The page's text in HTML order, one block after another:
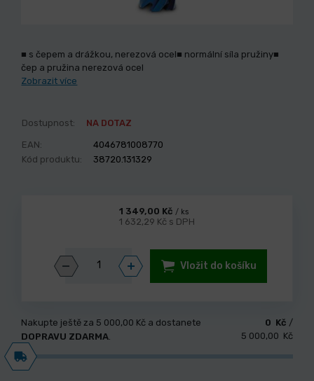
■ s čepem a drážkou, nerezová ocel■ normální síla pružiny■
čep a pružina nerezová ocel
Zobrazit více
Dostupnost: NA DOTAZ
EAN:
4046781008770
Kód produktu:
38720.131329
1 349,00 Kč / ks
1 632,29 Kč s DPH
Vložit do košíku
Nakupte ještě za 5 000,00 Kč a dostanete
DOPRAVU ZDARMA.
0 Kč /
5 000,00 Kč